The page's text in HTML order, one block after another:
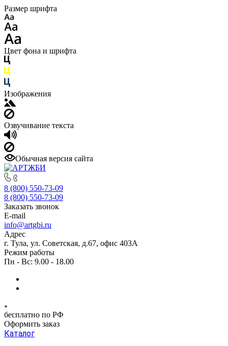
Размер шрифта
Цвет фона и шрифта
Изображения
Озвучивание текста
Обычная версия сайта
8 (800) 550-73-09
8 (800) 550-73-09
Заказать звонок
E-mail
info@artgbi.ru
Адрес
г. Тула, ул. Советская, д.67, офис 403А
Режим работы
Пн - Вс: 9.00 - 18.00
бесплатно по РФ
Оформить заказ
Каталог